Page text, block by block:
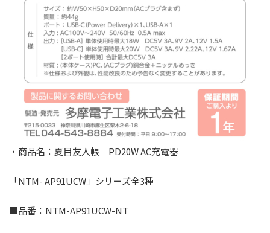
・商品名：夏目友人帳 PD20W AC充電器
「NTM- AP91UCW」シリーズ全3種
■品番：NTM-AP91UCW-NT